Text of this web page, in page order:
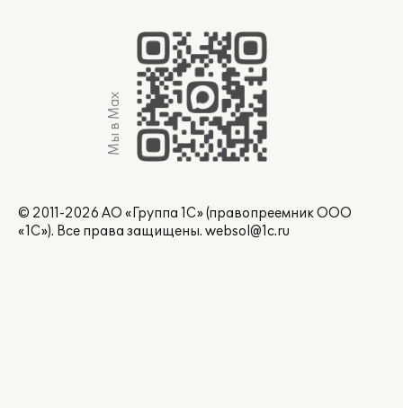
Мы в Max
© 2011-2026 АО «Группа 1С» (правопреемник ООО
«1С»). Все права защищены. websol@1c.ru